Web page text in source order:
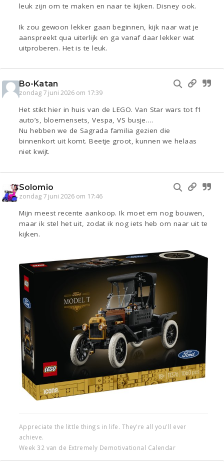
leuk zijn om te maken en naar te kijken. Disney ook.
Ik zou gewoon lekker gaan beginnen, kijk naar wat je
aanspreekt qua uiterlijk en ga vanaf daar lekker wat
uitproberen. Het is te leuk.
Bo-Katan
zondag 7 juni 2026 om 17:39
Het stikt hier in huis van de LEGO. Van Star wars tot f1
auto’s, bloemensets, Vespa, VS busje….
Nu hebben we de Sagrada familia gezien die
binnenkort uit komt. Beetje groot, kunnen we helaas
niet kwijt.
Solomio
zondag 7 juni 2026 om 17:46
Mijn meest recente aankoop. Ik moet em nog bouwen,
maar ik stel het uit, zodat ik nog iets heb om naar uit te
kijken.
Appreciate the little things in life. They're all you'll ever
achieve.
Week 32 van de Extremely Demotivational Calendar